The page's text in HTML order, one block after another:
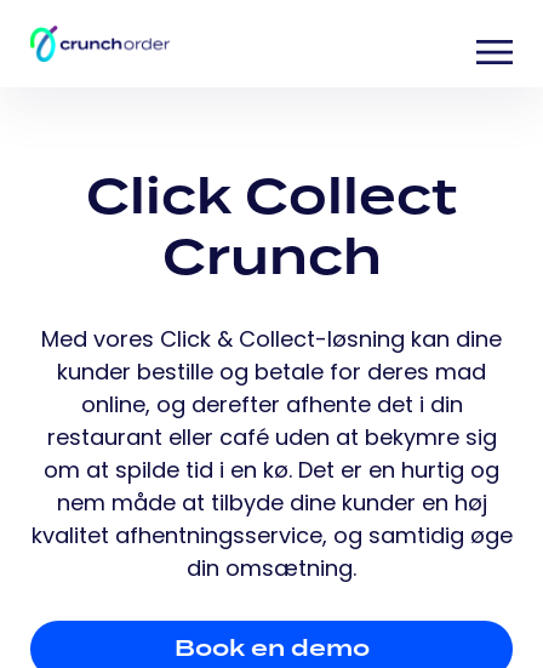
Click Collect
Crunch
Med vores Click & Collect-løsning kan dine
kunder bestille og betale for deres mad
online, og derefter afhente det i din
restaurant eller café uden at bekymre sig
om at spilde tid i en kø. Det er en hurtig og
nem måde at tilbyde dine kunder en høj
kvalitet afhentningsservice, og samtidig øge
din omsætning.
Book en demo